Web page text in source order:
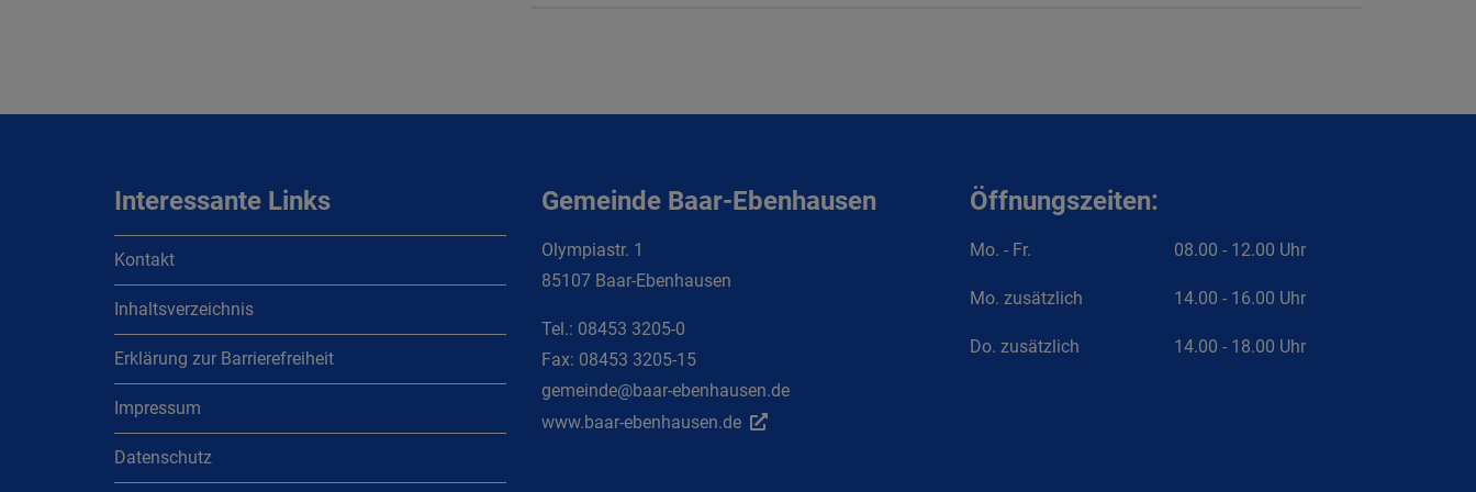
Interessante Links
Kontakt
Inhaltsverzeichnis
Erklärung zur Barrierefreiheit
Impressum
Datenschutz
Gemeinde Baar-Ebenhausen
Olympiastr. 1
85107 Baar-Ebenhausen
Tel.: 08453 3205-0
Fax: 08453 3205-15
gemeinde@baar-ebenhausen.de
www.baar-ebenhausen.de
Öffnungszeiten:
Mo. - Fr. 08.00 - 12.00 Uhr
Mo. zusätzlich 14.00 - 16.00 Uhr
Do. zusätzlich 14.00 - 18.00 Uhr